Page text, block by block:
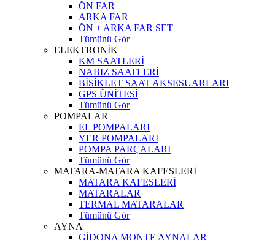
ÖN FAR
ARKA FAR
ÖN + ARKA FAR SET
Tümünü Gör
ELEKTRONİK
KM SAATLERİ
NABIZ SAATLERİ
BİSİKLET SAAT AKSESUARLARI
GPS ÜNİTESİ
Tümünü Gör
POMPALAR
EL POMPALARI
YER POMPALARI
POMPA PARÇALARI
Tümünü Gör
MATARA-MATARA KAFESLERİ
MATARA KAFESLERİ
MATARALAR
TERMAL MATARALAR
Tümünü Gör
AYNA
GİDONA MONTE AYNALAR